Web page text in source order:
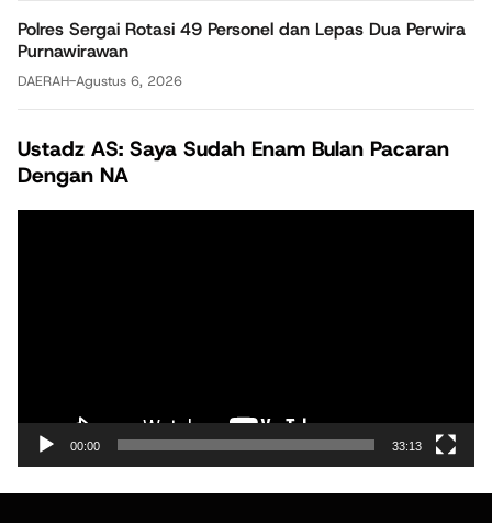
Polres Sergai Rotasi 49 Personel dan Lepas Dua Perwira
Purnawirawan
DAERAH-Agustus 6, 2026
Ustadz AS: Saya Sudah Enam Bulan Pacaran
Dengan NA
00:00 33:13